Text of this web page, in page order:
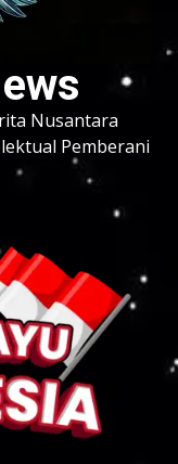
Nusantara
Pemberani